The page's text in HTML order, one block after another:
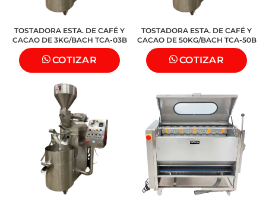
TOSTADORA ESTA. DE CAFÉ Y
CACAO DE 3KG/BACH TCA-03B
COTIZAR
TOSTADORA ESTA. DE CAFÉ Y
CACAO DE 50KG/BACH TCA-50B
COTIZAR